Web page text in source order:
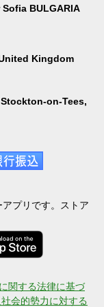
BULGARIA
Kingdom
on-Tees,
プリです。ストア
関する法律に基づ
社会的勢力に対する